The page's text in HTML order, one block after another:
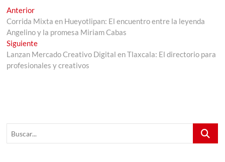
Navegación
de
entradas
AnteriorEntrada
anterior:
Corrida Mixta en Hueyotlipan: El encuentro entre la leyenda
Angelino y la promesa Miriam Cabas
SiguienteEntrada
siguiente:
Lanzan Mercado Creativo Digital en Tlaxcala: El directorio para
profesionales y creativos
Buscar...